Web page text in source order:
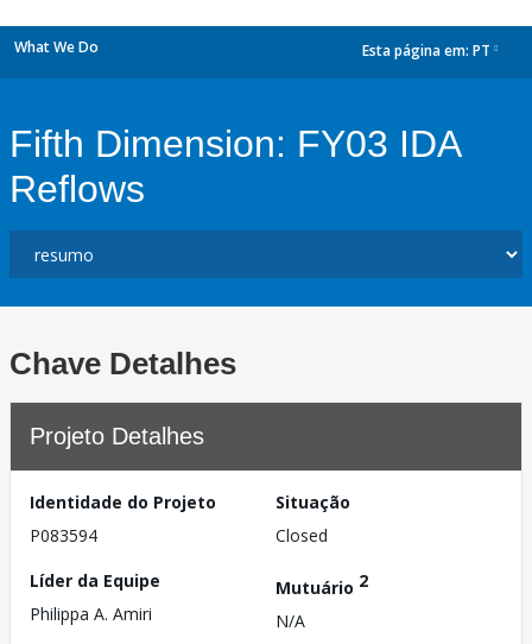
What We Do Esta página em: PT
Fifth Dimension: FY03 IDA
Reflows
Chave Detalhes
Projeto Detalhes
Identidade do Projeto
P083594
Situação
Closed
Líder da Equipe
Philippa A. Amiri
Mutuário 2
N/A